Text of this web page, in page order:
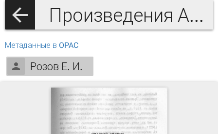
Произведения А.С. Гациского и литература о нём
Метаданные в OPAC
Розов Е. И.